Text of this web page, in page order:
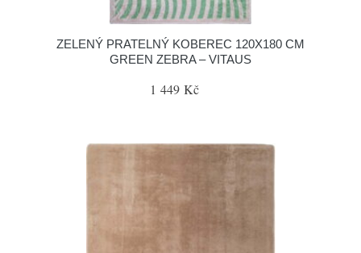
ZELENÝ PRATELNÝ KOBEREC 120X180 CM
GREEN ZEBRA – VITAUS
1 449 Kč